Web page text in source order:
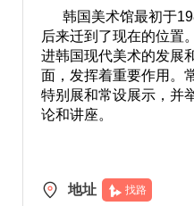
韩国美术馆最初于
后来迁到了现在的位置
进韩国现代美术的发展
面，发挥着重要作用。
特别展和常设展示，并
论和讲座。
地址 找路